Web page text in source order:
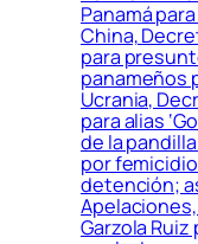
Panamá
China,
para
panameños
Ucrania,
para alias
de la
por
detención;
Apelaciones,
Garzola